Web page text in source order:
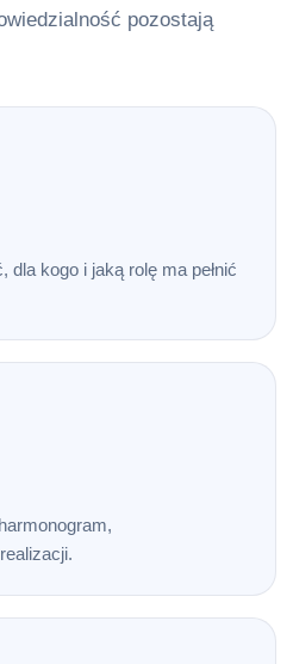
pozostają
dla kogo i jaką rolę ma pełnić